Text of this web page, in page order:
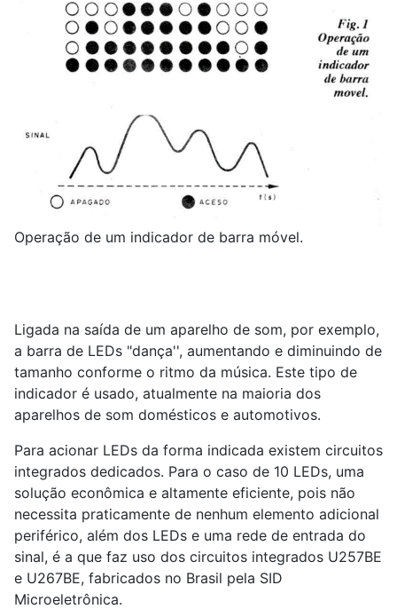
Operação de um indicador de barra móvel.
Ligada na saída de um aparelho de som, por exemplo,
a barra de LEDs "dança'', aumentando e diminuindo de
tamanho conforme o ritmo da música. Este tipo de
indicador é usado, atualmente na maioria dos
aparelhos de som domésticos e automotivos.
Para acionar LEDs da forma indicada existem circuitos
integrados dedicados. Para o caso de 10 LEDs, uma
solução econômica e altamente eficiente, pois não
necessita praticamente de nenhum elemento adicional
periférico, além dos LEDs e uma rede de entrada do
sinal, é a que faz uso dos circuitos integrados U257BE
e U267BE, fabricados no Brasil pela SID
Microeletrônica.